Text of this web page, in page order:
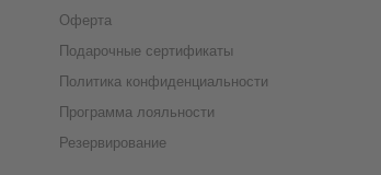
Оферта
Подарочные сертификаты
Политика конфиденциальности
Программа лояльности
Резервирование